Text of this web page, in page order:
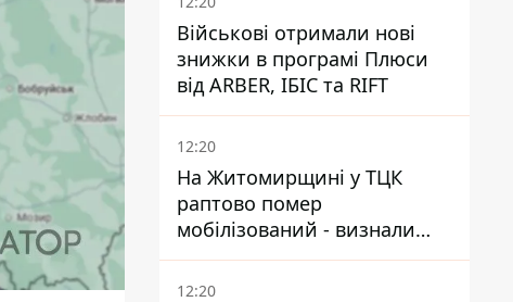
Військові отримали нові
знижки в програмі Плюси
від ARBER, ІБІС та RIFT
12:20
На Житомирщині у ТЦК
раптово помер
мобілізований - визнали
придатним і одразу ж
зупинилося серце
12:20